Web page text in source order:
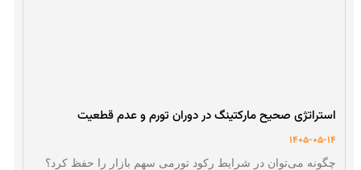
استراتژی صحیح مارکتینگ در دوران تورم و عدم قطعیت
1405-05-14
چگونه می‌توان در شرایط رکود تورمی سهم بازار را حفظ کرد؟